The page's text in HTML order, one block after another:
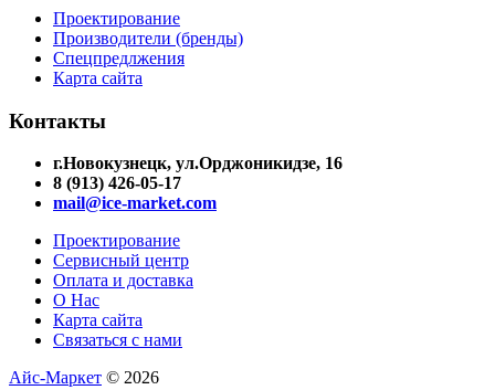
Проектирование
Производители (бренды)
Спецпредлжения
Карта сайта
Контакты
г.Новокузнецк, ул.Орджоникидзе, 16
8 (913) 426-05-17
mail@ice-market.com
Проектирование
Сервисный центр
Оплата и доставка
О Нас
Карта сайта
Связаться с нами
Айс-Маркет © 2026